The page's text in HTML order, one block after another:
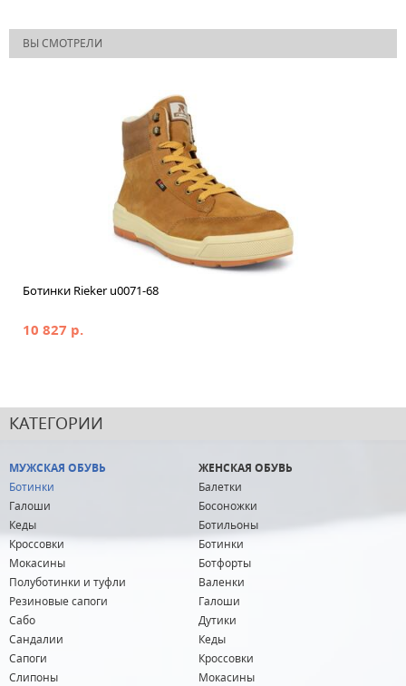
ВЫ СМОТРЕЛИ
Ботинки Rieker u0071-68
10 827 р.
КАТЕГОРИИ
МУЖСКАЯ ОБУВЬ
Ботинки
Галоши
Кеды
Кроссовки
Мокасины
Полуботинки и туфли
Резиновые сапоги
Сабо
Сандалии
Сапоги
Слипоны
ЖЕНСКАЯ ОБУВЬ
Балетки
Босоножки
Ботильоны
Ботинки
Ботфорты
Валенки
Галоши
Дутики
Кеды
Кроссовки
Мокасины